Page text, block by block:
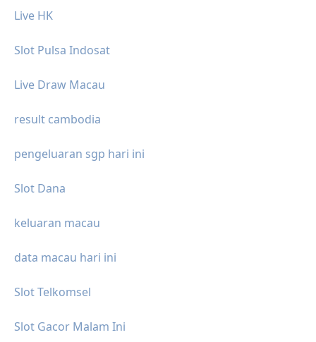
Live HK
Slot Pulsa Indosat
Live Draw Macau
result cambodia
pengeluaran sgp hari ini
Slot Dana
keluaran macau
data macau hari ini
Slot Telkomsel
Slot Gacor Malam Ini